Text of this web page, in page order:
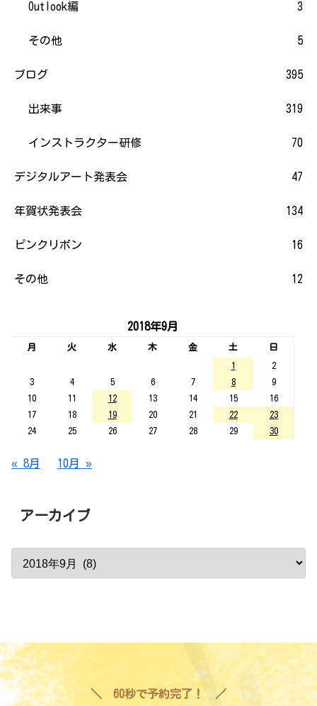
Outlook編 3
その他 5
ブログ 395
出来事 319
インストラクター研修 70
デジタルアート発表会 47
年賀状発表会 134
ピンクリボン 16
その他 12
2018年9月
月 火 水 木 金 土
日
1
2
3
4 5 6 7 8
9
10
11 12 13 14 15
16
17
18 19 20 21 22
23
24
25 26 27 28 29 30
« 8月 10月 »
アーカイブ
60秒で予約完了！